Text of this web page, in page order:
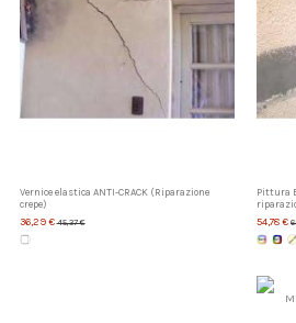
Vernice elastica ANTI-CRACK (Riparazione
crepe)
36,29 €45,37 €
Pittura
54,78 €